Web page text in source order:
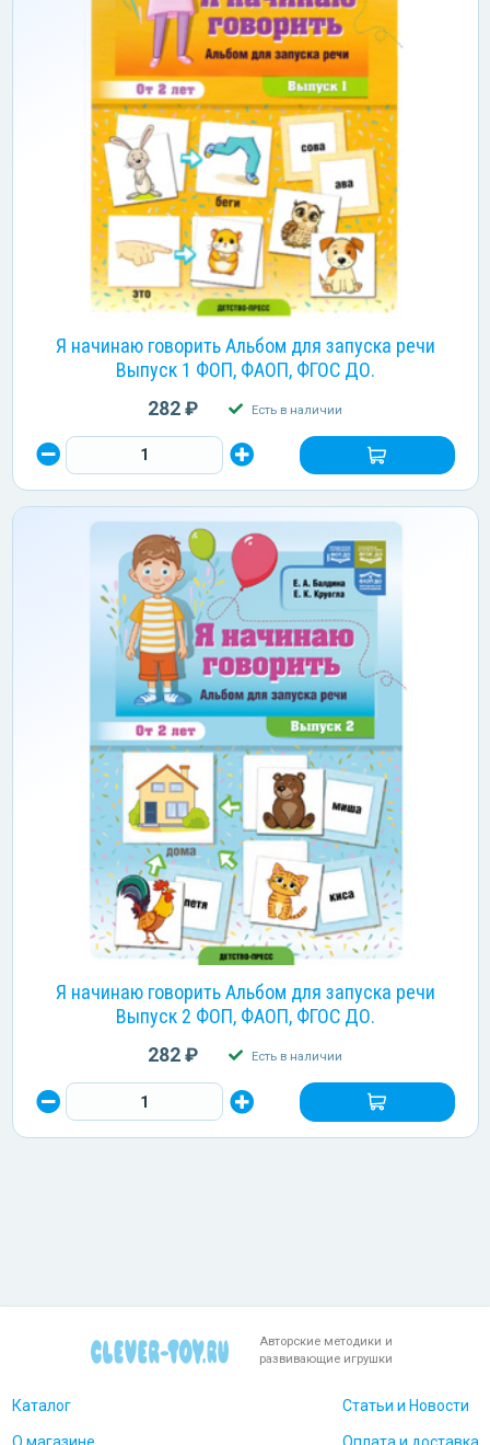
Я начинаю говорить Альбом для запуска речи
Выпуск 1 ФОП, ФАОП, ФГОС ДО.
282 ₽ Есть в наличии
Я начинаю говорить Альбом для запуска речи
Выпуск 2 ФОП, ФАОП, ФГОС ДО.
282 ₽ Есть в наличии
Авторские методики и
развивающие игрушки
Каталог
О магазине
Статьи и Новости
Оплата и доставка